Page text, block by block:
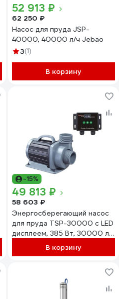
52 913 ₽
62 250 ₽
Насос для пруда JSP-
40000, 40000 л/ч Jebao
3(1)
В корзину
-15%
49 813 ₽
58 603 ₽
Энергосберегающий насос
для пруда TSP-30000 с LED
дисплеем, 385 Вт, 30000 л/
ч, h=9,5 м JebaoВ корзину